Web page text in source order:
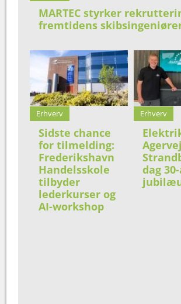
MARTEC styrker
fremtidens
Erhverv
Sidste chance
for tilmelding:
Frederikshavn
Handelsskole
tilbyder
lederkurser og
AI-workshop
Erhverv
dag